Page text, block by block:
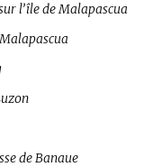
l’île de Malapascua
de Banaue